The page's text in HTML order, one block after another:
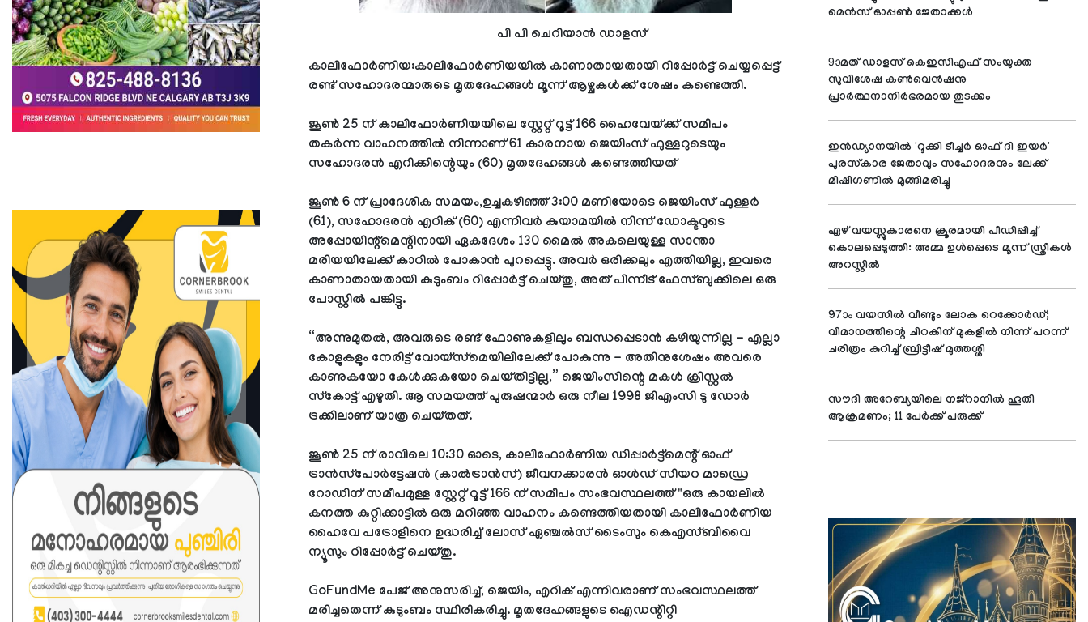
പി പി ചെറിയാൻ ഡാളസ്
കാലിഫോർണിയ:കാലിഫോർണിയയിൽ കാണാതായതായി റിപ്പോർട്ട് ചെയ്യപ്പെട്ട്
രണ്ട് സഹോദരന്മാരുടെ മൃതദേഹങ്ങൾ മൂന്ന് ആഴ്ചകൾക്ക് ശേഷം കണ്ടെത്തി.
ജൂൺ 25 ന് കാലിഫോർണിയയിലെ സ്റ്റേറ്റ് റൂട്ട് 166 ഹൈവേയ്ക്ക് സമീപം
തകർന്ന വാഹനത്തിൽ നിന്നാണ് 61 കാരനായ ജെയിംസ് ഫുള്ളറുടെയും
സഹോദരൻ എറിക്കിന്റെയും (60) മൃതദേഹങ്ങൾ കണ്ടെത്തിയത്
ജൂൺ 6 ന് പ്രാദേശിക സമയം,ഉച്ചകഴിഞ്ഞ് 3:00 മണിയോടെ ജെയിംസ് ഫുള്ളർ
(61), സഹോദരൻ എറിക് (60) എന്നിവർ കുയാമയിൽ നിന്ന് ഡോക്ടറുടെ
അപ്പോയിന്റ്മെന്റിനായി ഏകദേശം 130 മൈൽ അകലെയുള്ള സാന്താ
മരിയയിലേക്ക് കാറിൽ പോകാൻ പുറപ്പെട്ടു. അവർ ഒരിക്കലും എത്തിയില്ല, ഇവരെ
കാണാതായതായി കുടുംബം റിപ്പോർട്ട് ചെയ്തു, അത് പിന്നീട് ഫേസ്ബുക്കിലെ ഒരു
പോസ്റ്റിൽ പങ്കിട്ടു.
“അന്നുമുതൽ, അവരുടെ രണ്ട് ഫോണുകളിലും ബന്ധപ്പെടാൻ കഴിയുന്നില്ല - എല്ലാ
കോളുകളും നേരിട്ട് വോയ്‌സ്‌മെയിലിലേക്ക് പോകുന്നു - അതിനുശേഷം അവരെ
കാണുകയോ കേൾക്കുകയോ ചെയ്തിട്ടില്ല,” ജെയിംസിന്റെ മകൾ ക്രിസ്റ്റൽ
സ്കോട്ട് എഴുതി. ആ സമയത്ത് പുരുഷന്മാർ ഒരു നീല 1998 ജിഎംസി ടു ഡോർ
ട്രക്കിലാണ് യാത്ര ചെയ്തത്.
ജൂൺ 25 ന് രാവിലെ 10:30 ഓടെ, കാലിഫോർണിയ ഡിപ്പാർട്ട്‌മെന്റ് ഓഫ്
ട്രാൻസ്‌പോർട്ടേഷൻ (കാൽട്രാൻസ്) ജീവനക്കാരൻ ഓൾഡ് സിയറ മാഡ്രെ
റോഡിന് സമീപമുള്ള സ്റ്റേറ്റ് റൂട്ട് 166 ന് സമീപം സംഭവസ്ഥലത്ത് "ഒരു കായലിൽ
കനത്ത കുറ്റിക്കാട്ടിൽ ഒരു മറിഞ്ഞ വാഹനം കണ്ടെത്തിയതായി കാലിഫോർണിയ
ഹൈവേ പട്രോളിനെ ഉദ്ധരിച്ച് ലോസ് ഏഞ്ചൽസ് ടൈംസും കെഎസ്‌ബിവൈ
ന്യൂസും റിപ്പോർട്ട് ചെയ്തു.
GoFundMe പേജ് അനുസരിച്ച്, ജെയിം, എറിക് എന്നിവരാണ് സംഭവസ്ഥലത്ത്
മരിച്ചതെന്ന് കുടുംബം സ്ഥിരീകരിച്ചു. മൃതദേഹങ്ങളുടെ ഐഡന്റിറ്റി
മെന്‍സ് ഓപ്പണ്‍ ജേതാക്കള്‍
9ാമത് ഡാളസ് കെഇസിഎഫ് സംയുക്ത
സുവിശേഷ കണ്‍വെന്‍ഷനു
പ്രാര്‍ത്ഥനാനിര്‍ഭരമായ തുടക്കം
ഇന്‍ഡ്യാനയില്‍ 'റൂക്കി ടീച്ചര്‍ ഓഫ് ദി ഇയര്‍'
പുരസ്‌കാര ജേതാവും സഹോദരനും ലേക്ക്
മിഷിഗണില്‍ മുങ്ങിമരിച്ചു
ഏഴ് വയസ്സുകാരനെ ക്രൂരമായി പീഡിപ്പിച്ച്
കൊലപ്പെടുത്തി: അമ്മ ഉള്‍പ്പെടെ മൂന്ന് സ്ത്രീകള്‍
അറസ്റ്റില്‍
97ാം വയസില്‍ വീണ്ടും ലോക റെക്കോര്‍ഡ്;
വിമാനത്തിന്റെ ചിറകിന് മുകളില്‍ നിന്ന് പറന്ന്
ചരിത്രം കുറിച്ച് ബ്രിട്ടീഷ് മുത്തശ്ശി
സൗദി അറേബ്യയിലെ നജ്റാനില്‍ ഹൂതി
ആക്രമണം; 11 പേര്‍ക്ക് പരുക്ക്